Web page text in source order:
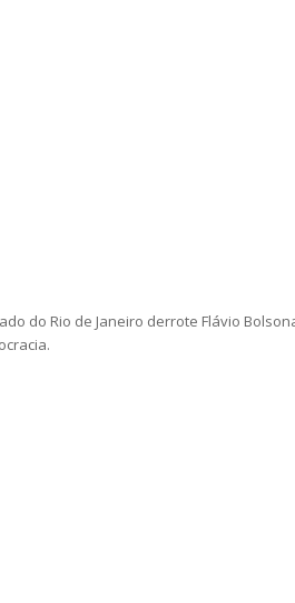
do Rio de Janeiro derrote Flávio